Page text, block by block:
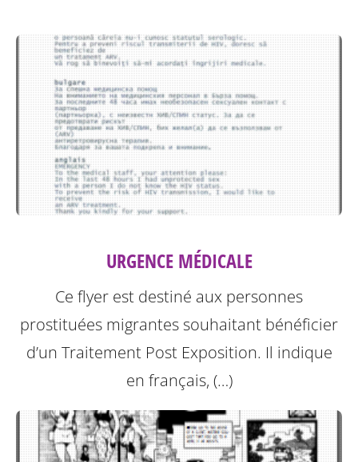
URGENCE MÉDICALE
Ce flyer est destiné aux personnes
prostituées migrantes souhaitant bénéficier
d’un Traitement Post Exposition. Il indique
en français, (…)